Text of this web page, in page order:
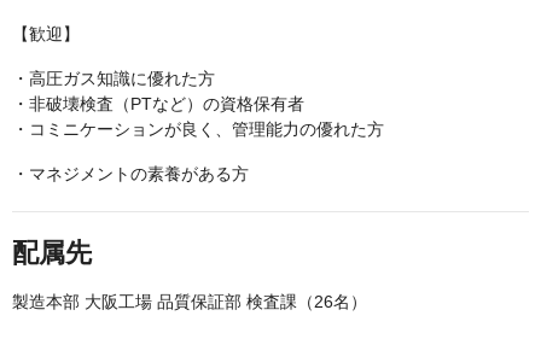
【歓迎】
・高圧ガス知識に優れた方
・非破壊検査（PTなど）の資格保有者
・コミニケーションが良く、管理能力の優れた方
・マネジメントの素養がある方
配属先
製造本部 大阪工場 品質保証部 検査課（26名）